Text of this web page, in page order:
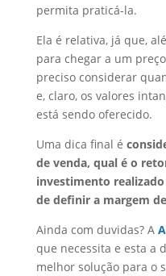
permita praticá-la.
Ela é relativa, já que,
para chegar a um
preciso considerar
e, claro, os valores
está sendo oferecido.
Uma dica final é
de venda, qual é o
investimento
de definir a margem
Ainda com duvidas? A
que necessita e esta a
melhor solução para o